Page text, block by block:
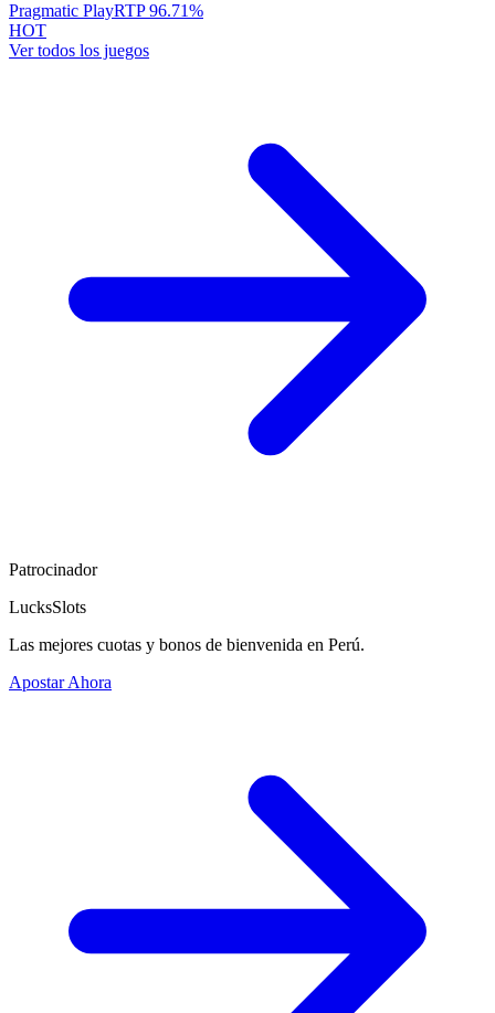
Pragmatic PlayRTP96.71%
HOT
Ver todos los juegos
Patrocinador
LucksSlots
Las mejores cuotas y bonos de bienvenida en Perú.
Apostar Ahora